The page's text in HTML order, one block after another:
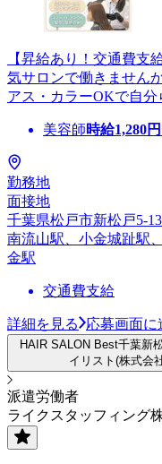
【昇給あり！交通費
気サロンで働きません
アス・カラーOKで自分
美容師時給1,280
勤務地
面接地
千葉県松戸市新松戸5-
南流山駅、小金城趾駅
金駅
交通費支給
詳細を見る 応募画面に
HAIR SALON Best千葉新
イリスト(株式会
派遣労働者
ライクスタッフィング